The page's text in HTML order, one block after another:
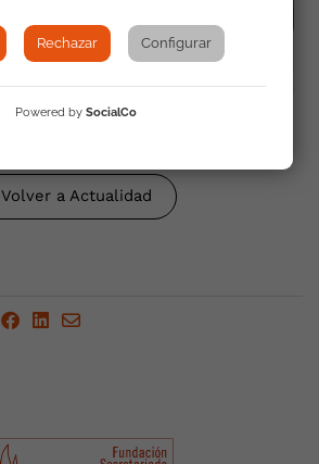
Volver a Actualidad
Rechazar Configurar
Powered by SocialCo